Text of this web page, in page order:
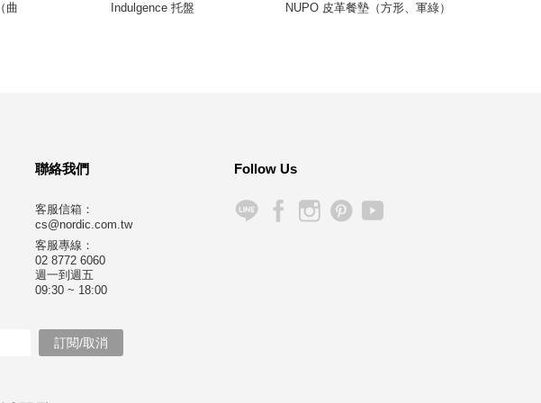
曲
Indulgence 托盤 NUPO 皮革餐墊（方形、軍綠）
聯絡我們
客服信箱：
cs@nordic.com.tw
客服專線：
02 8772 6060
週一到週五
09:30 ~ 18:00
Follow Us